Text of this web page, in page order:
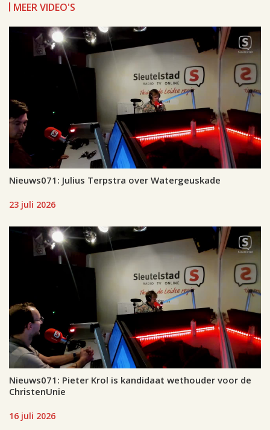
MEER VIDEO'S
Nieuws071: Julius Terpstra over Watergeuskade
23 juli 2026
Nieuws071: Pieter Krol is kandidaat wethouder voor de
ChristenUnie
16 juli 2026